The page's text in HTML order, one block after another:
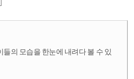
의 모습을 한눈에 내려다 볼 수 있